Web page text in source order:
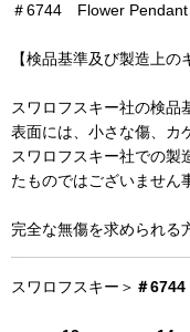
＃6744 Flower Pendant
【検品基準及び製造上の
スワロフスキー社の検品
表面には、小さな傷、カ
スワロフスキー社での製
たものではございません
完全な無傷を求められる
スワロフスキー＞ ＃6744